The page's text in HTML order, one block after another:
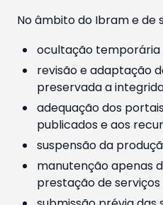
No âmbito do Ibram e de
ocultação temporária
revisão e adaptação
preservada a
adequação dos
publicados e aos
suspensão da
manutenção apenas
prestação de